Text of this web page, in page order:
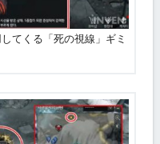
てくる「死の視線」ギミ